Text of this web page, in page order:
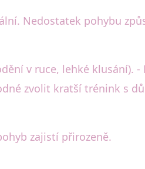
Nedostatek pohybu
v ruce, lehké klusání).
zvolit kratší trénink s
zajistí přirozeně.